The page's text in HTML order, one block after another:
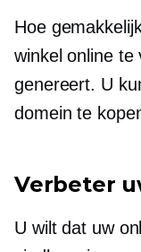
Hoe
winkel online te
genereert. U
domein te
Verbeter
U wilt dat uw